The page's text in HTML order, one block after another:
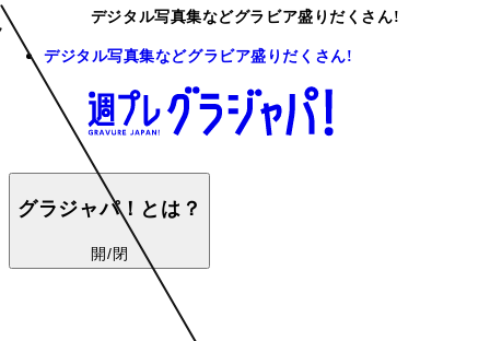
デジタル写真集などグラビア盛りだくさん!
デジタル写真集などグラビア盛りだくさん!
グラジャパ！とは？
開/閉